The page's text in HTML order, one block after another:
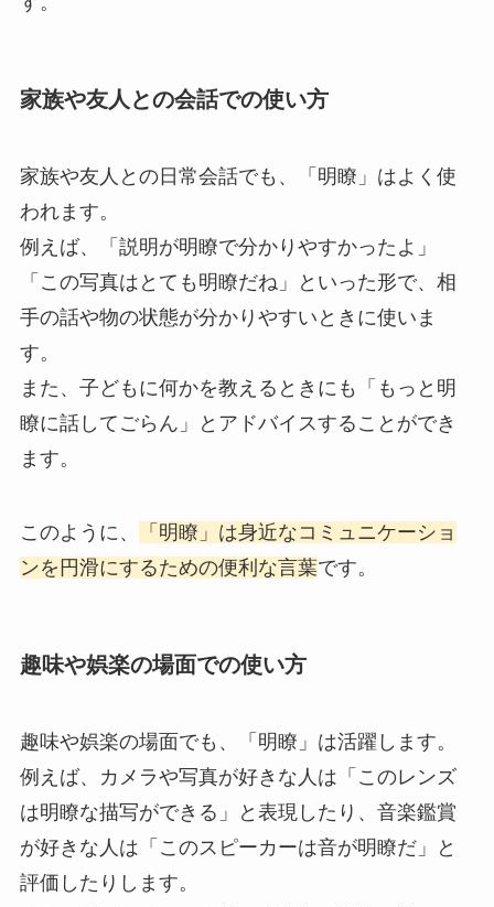
家族や友人との会話での使い方
家族や友人との日常会話でも、「明瞭」はよく使
われます。
例えば、「説明が明瞭で分かりやすかったよ」
「この写真はとても明瞭だね」といった形で、相
手の話や物の状態が分かりやすいときに使いま
す。
また、子どもに何かを教えるときにも「もっと明
瞭に話してごらん」とアドバイスすることができ
ます。
このように、
「明瞭」は身近なコミュニケーショ
ンを円滑にするための便利な言葉です。
趣味や娯楽の場面での使い方
趣味や娯楽の場面でも、「明瞭」は活躍します。
例えば、カメラや写真が好きな人は「このレンズ
は明瞭な描写ができる」と表現したり、音楽鑑賞
が好きな人は「このスピーカーは音が明瞭だ」と
評価したりします。